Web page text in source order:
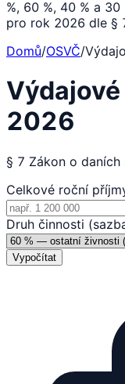
%, 60 %, 40 % a
pro rok 2026 dle §
Domů/OSVČ/
2026
§ 7 Zákon o
Celkové roční
Druh činnosti
Vypočítat